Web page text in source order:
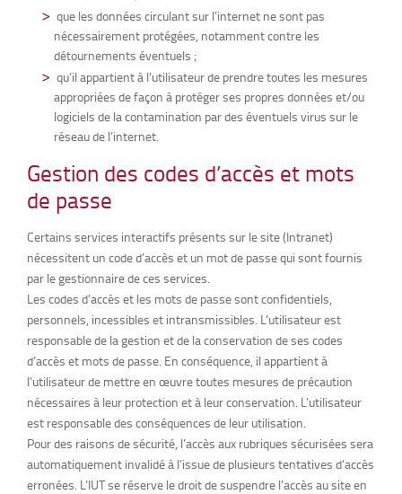
que les données circulant sur l’internet ne sont pas
nécessairement protégées, notamment contre les
détournements éventuels ;
qu’il appartient à l’utilisateur de prendre toutes les mesures
appropriées de façon à protéger ses propres données et/ou
logiciels de la contamination par des éventuels virus sur le
réseau de l’internet.
Gestion des codes d’accès et mots
de passe
Certains services interactifs présents sur le site (Intranet)
nécessitent un code d’accès et un mot de passe qui sont fournis
par le gestionnaire de ces services.
Les codes d’accès et les mots de passe sont confidentiels,
personnels, incessibles et intransmissibles. L’utilisateur est
responsable de la gestion et de la conservation de ses codes
d’accès et mots de passe. En conséquence, il appartient à
l’utilisateur de mettre en œuvre toutes mesures de précaution
nécessaires à leur protection et à leur conservation. L’utilisateur
est responsable des conséquences de leur utilisation.
Pour des raisons de sécurité, l’accès aux rubriques sécurisées sera
automatiquement invalidé à l’issue de plusieurs tentatives d’accès
erronées. L’IUT se réserve le droit de suspendre l’accès au site en